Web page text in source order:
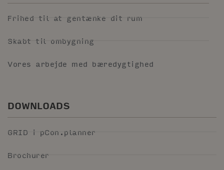
Frihed til at gentænke dit rum
Skabt til ombygning
Vores arbejde med bæredygtighed
DOWNLOADS
GRID i pCon.planner
Brochurer